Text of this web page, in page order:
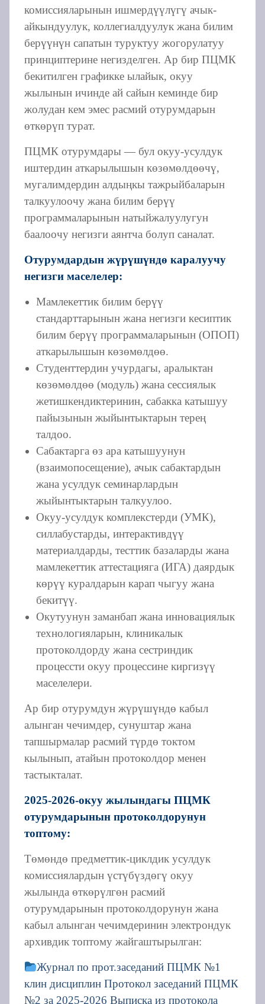
комиссияларынын ишмердүүлүгү ачык-
айкындуулук, коллегиалдуулук жана билим
берүүнүн сапатын туруктуу жогорулатуу
принциптерине негизделген. Ар бир ПЦМК
бекитилген графикке ылайык, окуу
жылынын ичинде ай сайын кеминде бир
жолудан кем эмес расмий отурумдарын
өткөрүп турат.
ПЦМК отурумдары — бул окуу-усулдук
иштердин аткарылышын көзөмөлдөөчү,
мугалимдердин алдыңкы тажрыйбаларын
талкуулоочу жана билим берүү
программаларынын натыйжалуулугун
баалоочу негизги аянтча болуп саналат.
Отурумдардын жүрүшүндө каралуучу
негизги маселелер:
Мамлекеттик билим берүү
стандарттарынын жана негизги кесиптик
билим берүү программаларынын (ОПОП)
аткарылышын көзөмөлдөө.
Студенттердин учурдагы, аралыктан
көзөмөлдөө (модуль) жана сессиялык
жетишкендиктеринин, сабакка катышуу
пайызынын жыйынтыктарын терең
талдоо.
Сабактарга өз ара катышуунун
(взаимопосещение), ачык сабактардын
жана усулдук семинарлардын
жыйынтыктарын талкуулоо.
Окуу-усулдук комплекстерди (УМК),
силлабустарды, интерактивдүү
материалдарды, тесттик базаларды жана
мамлекеттик аттестацияга (ИГА) даярдык
көрүү куралдарын карап чыгуу жана
бекитүү.
Окутуунун заманбап жана инновациялык
технологияларын, клиникалык
протоколдорду жана сестриндик
процессти окуу процессине киргизүү
маселелери.
Ар бир отурумдун жүрүшүндө кабыл
алынган чечимдер, сунуштар жана
тапшырмалар расмий түрдө токтом
кылынып, атайын протоколдор менен
тастыкталат.
2025-2026-окуу жылындагы ПЦМК
отурумдарынын протоколдорунун
топтому:
Төмөндө предметтик-циклдик усулдук
комиссиялардын үстүбүздөгү окуу
жылында өткөрүлгөн расмий
отурумдарынын протоколдорунун жана
кабыл алынган чечимдеринин электрондук
архивдик топтому жайгаштырылган:
Журнал по прот.заседаний ПЦМК №1
клин дисциплин Протокол заседаний ПЦМК
№2 за 2025-2026 Выписка из протокола